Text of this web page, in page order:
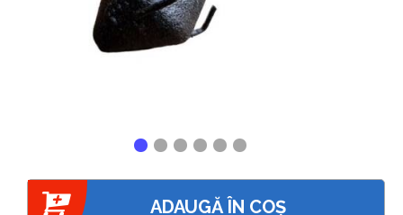
ADAUGĂ ÎN COȘ